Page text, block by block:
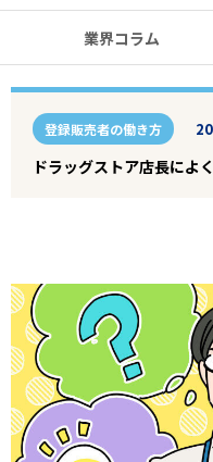
業界コラム
登録販売者の働き方
ドラッグストア店長によ